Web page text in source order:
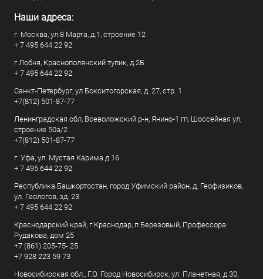
Наши адреса:
г. Москва, ул.8 Марта, д.1, строение 12
+ 7 495 644 22 92
г.Лобня, Краснополянский тупик, д.2Б
+ 7 495 644 22 92
Санкт-Петербург, ул Бокситогорская, д. 27, стр. 1
+7(812) 501-87-77
Ленинградская обл, Всеволожский р-н, Янино-1 гп, Шоссейная ул,
строение 50а/2
+7(812) 501-87-77
г. Уфа, ул. Мустая Карима д.16
+ 7 495 644 22 92
Республика Башкортостан, город Уфимский район, д. Геофизиков,
ул. Геологов, зд. 23
+ 7 495 644 22 92
Краснодарский край, г Краснодар, п Березовый, Профессора
Рудакова, дом 25
+7 (861) 205-75- 25
+7 928 223 59 73
Новосибирская обл., Г.О. Город Новосибирск, ул. Планетная, д.30,